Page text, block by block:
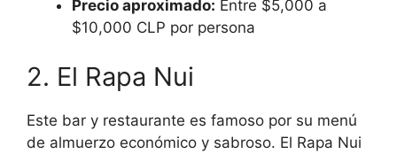
Precio aproximado: Entre $5,000 a
$10,000 CLP por persona
2. El Rapa Nui
Este bar y restaurante es famoso por su menú
de almuerzo económico y sabroso. El Rapa Nui